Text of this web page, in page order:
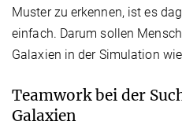
Muster zu erkennen, ist es
einfach. Darum sollen
Galaxien in der Simulation
Teamwork bei der
Galaxien